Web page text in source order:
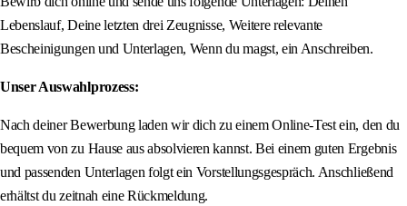
Lebenslauf, Deine letzten drei Zeugnisse, Weitere relevante
Bescheinigungen und Unterlagen, Wenn du magst, ein Anschreiben.
Unser Auswahlprozess:
Nach deiner Bewerbung laden wir dich zu einem Online-Test ein, den du
bequem von zu Hause aus absolvieren kannst. Bei einem guten Ergebnis
und passenden Unterlagen folgt ein Vorstellungsgespräch. Anschließend
erhältst du zeitnah eine Rückmeldung.